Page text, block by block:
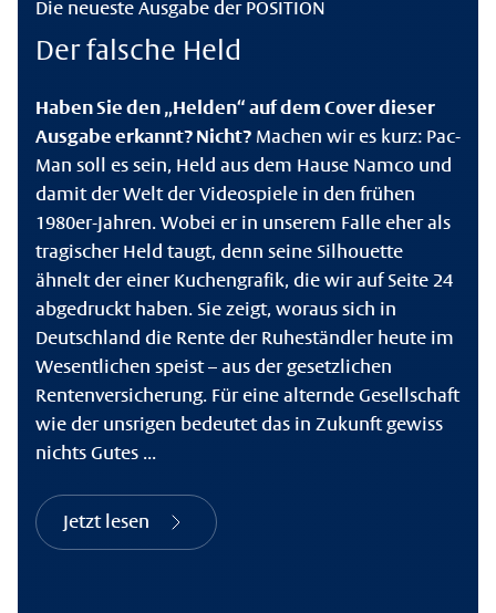
Die neueste Ausgabe der POSITION
Der falsche Held
Haben Sie den „Helden“ auf dem Cover dieser
Ausgabe erkannt? Nicht? Machen wir es kurz: Pac-
Man soll es sein, Held aus dem Hause Namco und
damit der Welt der Videospiele in den frühen
1980er-Jahren. Wobei er in unserem Falle eher als
tragischer Held taugt, denn seine Silhouette
ähnelt der einer Kuchengrafik, die wir auf Seite 24
abgedruckt haben. Sie zeigt, woraus sich in
Deutschland die Rente der Ruheständler heute im
Wesentlichen speist – aus der gesetzlichen
Rentenversicherung. Für eine alternde Gesellschaft
wie der unsrigen bedeutet das in Zukunft gewiss
nichts Gutes ...
Jetzt lesen